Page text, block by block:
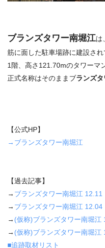
ブランズタワー南堀江は
筋に面した駐車場跡に建設さ
1階、高さ121.70mのタワーマ
正式名称はそのままブランズ
【公式HP】
→ブランズタワー南堀江
【過去記事】
→ ブランズタワー南堀江 12.11
→ ブランズタワー南堀江 12.04
→ (仮称)ブランズタワー南堀江
→ (仮称)ブランズタワー南堀江
■追跡取材リスト